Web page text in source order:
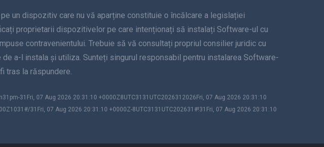
Norsk
Svenska
Dansk
un dispozitiv care nu vă aparține constituie o încălcare a legislației
proprietarii dispozitivelor pe care intenționați să instalați Software-ul cu
contravenientului. Trebuie să vă consultați propriul consilier juridic cu
a-l instala și utiliza. Sunteți singurul responsabil pentru instalarea Software-
tras la răspundere.
31Fri, 07 Aug 2026 20:31:10 +0000Z8UTC3131UTC2026312026Fri, 07 Aug 2026 20:31:10
31Fri, 07 Aug 2026 20:31:10 +0000Z-8UTC3131UTC202631#!31Fri, 07 Aug 2026 20:31:10